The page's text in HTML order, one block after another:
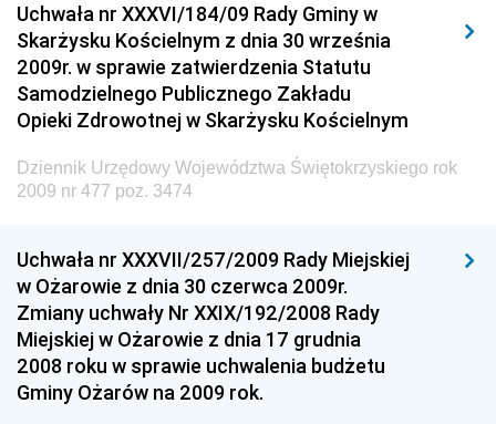
Elektronicznej
Dziennik Urzędowy Ministra Spraw Wewnętrznych i
Administracji
Dziennik Urzędowy Ministra Transportu
Dziennik Urzędowy Ministra Budownictwa
Dziennik Urzędowy Ministra Nauki i Szkolnictwa
Dziennik Urzędowy Głównego Urzędu Miar
Dziennik Urzędowy Ministra Rolnictwa i Rozwoju Wsi
Dziennik Urzędowy Ministra Edukacji Narodowej i
Sportu
Dziennik Urzędowy Ministra Edukacji i Nauki
Uchwała nr XXXVI/184/09 Rady Gminy w
Skarżysku Kościelnym z dnia 30 września
2009r. w sprawie zatwierdzenia Statutu
Samodzielnego Publicznego Zakładu
Opieki Zdrowotnej w Skarżysku Kościelnym
Dziennik Urzędowy Województwa Świętokrzyskiego rok
2009 nr 477 poz. 3474
Uchwała nr XXXVII/257/2009 Rady Miejskiej
w Ożarowie z dnia 30 czerwca 2009r.
Zmiany uchwały Nr XXIX/192/2008 Rady
Miejskiej w Ożarowie z dnia 17 grudnia
2008 roku w sprawie uchwalenia budżetu
Gminy Ożarów na 2009 rok.